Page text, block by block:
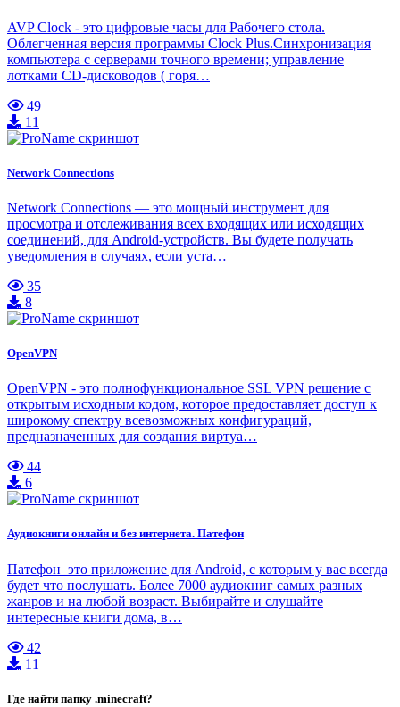
AVP Clock - это цифровые часы для Рабочего стола.
Облегченная версия программы Clock Plus.Синхронизация
компьютера с серверами точного времени; управление
лотками CD-дисководов ( горя…
49
11
Network Connections
Network Connections — это мощный инструмент для
просмотра и отслеживания всех входящих или исходящих
соединений, для Android-устройств. Вы будете получать
уведомления в случаях, если уста…
35
8
OpenVPN
OpenVPN - это полнофункциональное SSL VPN решение с
открытым исходным кодом, которое предоставляет доступ к
широкому спектру всевозможных конфигураций,
предназначенных для создания виртуа…
44
6
Аудиокниги онлайн и без интернета. Патефон
Патефон это приложение для Android, с которым у вас всегда
будет что послушать. Более 7000 аудиокниг самых разных
жанров и на любой возраст. Выбирайте и слушайте
интересные книги дома, в…
42
11
Где найти папку .minecraft?